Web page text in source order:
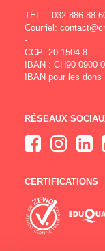
TÉL.: 032 886 88
Courriel:
-
CCP: 20-1504-8
IBAN : CH90 0900
IBAN pour les
RÉSEAUX
CERTIFICATIONS